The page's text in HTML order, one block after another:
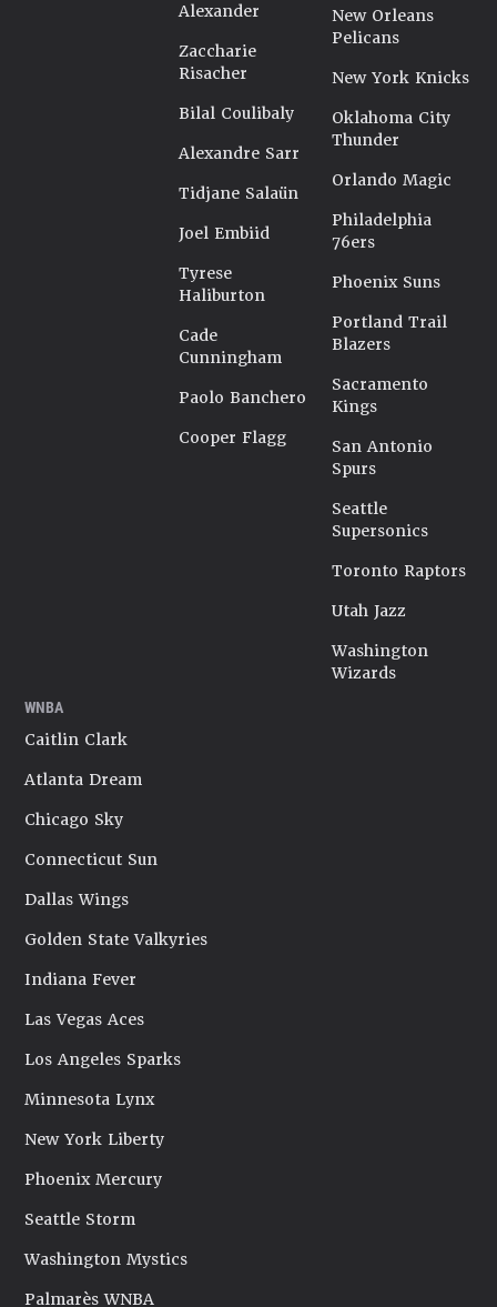
Alexander
Zaccharie
Risacher
Bilal Coulibaly
Alexandre Sarr
Tidjane Salaün
Joel Embiid
Tyrese
Haliburton
Cade
Cunningham
Paolo Banchero
Cooper Flagg
New Orleans
Pelicans
New York Knicks
Oklahoma City
Thunder
Orlando Magic
Philadelphia
76ers
Phoenix Suns
Portland Trail
Blazers
Sacramento
Kings
San Antonio
Spurs
Seattle
Supersonics
Toronto Raptors
Utah Jazz
Washington
Wizards
WNBA
Caitlin Clark
Atlanta Dream
Chicago Sky
Connecticut Sun
Dallas Wings
Golden State Valkyries
Indiana Fever
Las Vegas Aces
Los Angeles Sparks
Minnesota Lynx
New York Liberty
Phoenix Mercury
Seattle Storm
Washington Mystics
Palmarès WNBA